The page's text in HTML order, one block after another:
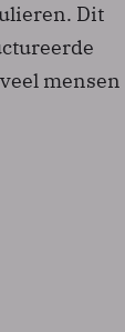
Dit
mensen